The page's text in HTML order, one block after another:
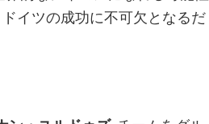
イツの成功に不可欠となるだ